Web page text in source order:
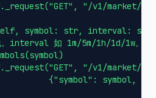
"/v1/market/
symbol: str, interval:
interval 如 1m/5m/1h/1d/1w。
"/v1/market/
{"symbol": symbol,